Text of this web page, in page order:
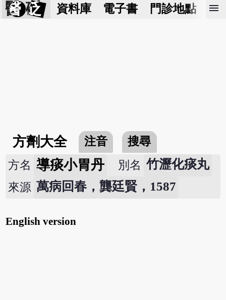
醫 砭 資料庫 電子書 門診地點 預
menu
方劑大全 注音
搜尋
方名 導痰小胃丹 別名 竹瀝化痰丸
來源 萬病回春，龔廷賢，1587
English version